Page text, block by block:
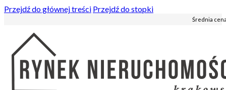
Przejdź do głównej treści Przejdź do stopki
Średnia